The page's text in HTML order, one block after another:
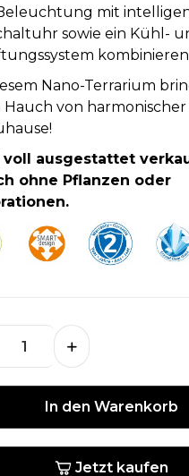
mit
sowie ein Kühl-
Nano-Terrarium
Hauch von
ausgestattet
ohne Pflanzen oder
In den Warenkorb
Jetzt kaufen